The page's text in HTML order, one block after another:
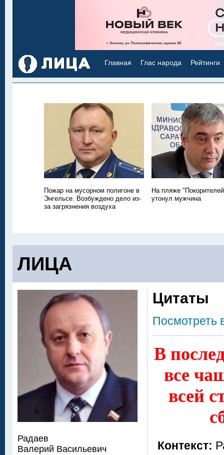
Главная Глас народа Рейтинги
Пожар на мусорном полигоне в
Энгельсе. Возбуждено дело из-
за загрязнения воздуха
На пляже
утонул мужчина
ЛИЦА
Цитаты
Посмотреть
В
все
всей
Контекст:
Радаев
Валерий Васильевич